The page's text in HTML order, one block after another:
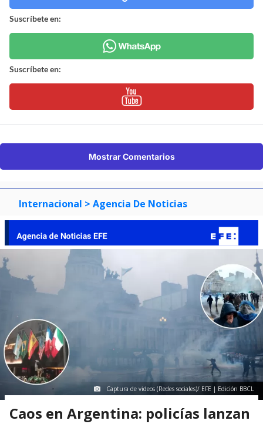
Suscríbete en:
Suscríbete en:
Mostrar Comentarios
Internacional > Agencia De Noticias
Captura de videos (Redes sociales)/ EFE | Edición BBCL
Caos en Argentina: policías lanzan